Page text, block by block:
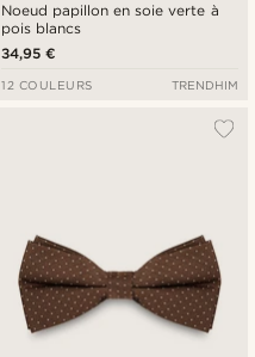
Noeud papillon en soie verte à
pois blancs
34,95 €
12 COULEURS TRENDHIM